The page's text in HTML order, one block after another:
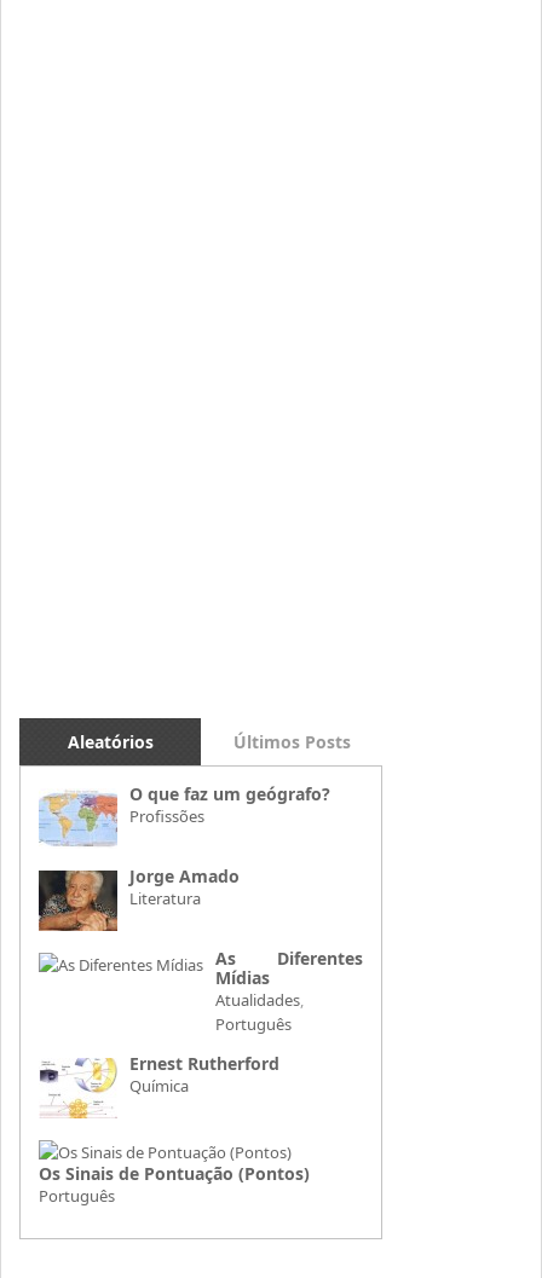
Aleatórios Últimos Posts
O que faz um geógrafo?
Profissões
Jorge Amado
Literatura
As Diferentes
Mídias
Atualidades
Português
Ernest Rutherford
Química
Os Sinais de Pontuação (Pontos)
Português